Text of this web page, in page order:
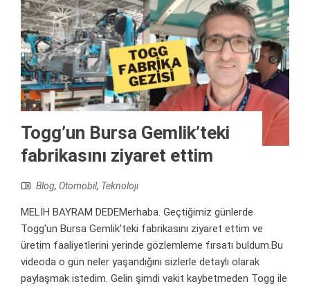
Togg’un Bursa Gemlik’teki
fabrikasını ziyaret ettim
Blog, Otomobil, Teknoloji
MELİH BAYRAM DEDEMerhaba. Geçtiğimiz günlerde
Togg'un Bursa Gemlik'teki fabrikasını ziyaret ettim ve
üretim faaliyetlerini yerinde gözlemleme fırsatı buldum.Bu
videoda o gün neler yaşandığını sizlerle detaylı olarak
paylaşmak istedim. Gelin şimdi vakit kaybetmeden Togg ile